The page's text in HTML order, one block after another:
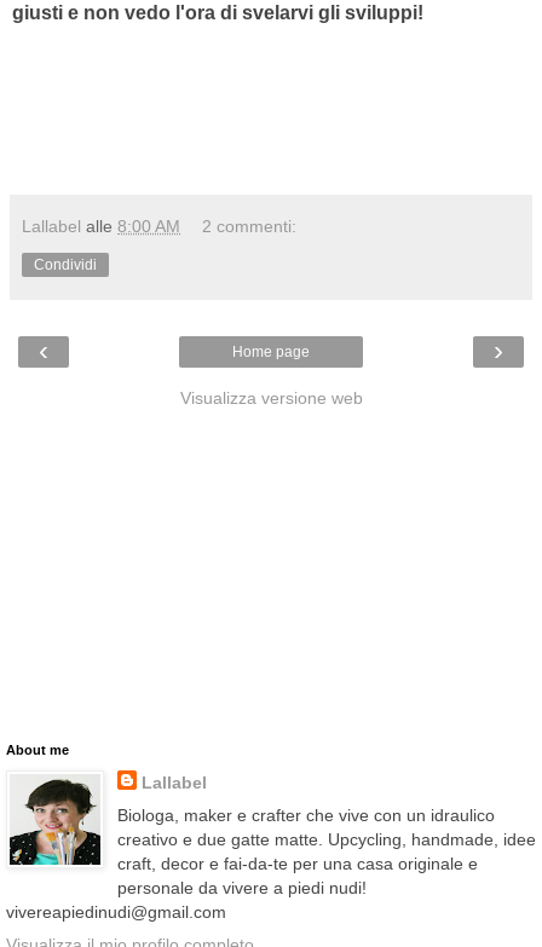
giusti e non vedo l'ora di svelarvi gli sviluppi!
Lallabel alle 8:00 AM 2 commenti:
Condividi
‹ ›
Home page
Visualizza versione web
About me
Lallabel
Biologa, maker e crafter che vive con un idraulico
creativo e due gatte matte. Upcycling, handmade, idee
craft, decor e fai-da-te per una casa originale e
personale da vivere a piedi nudi!
vivereapiedinudi@gmail.com